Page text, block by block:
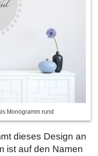
Monogramm rund
dieses Design an
ist auf den Namen